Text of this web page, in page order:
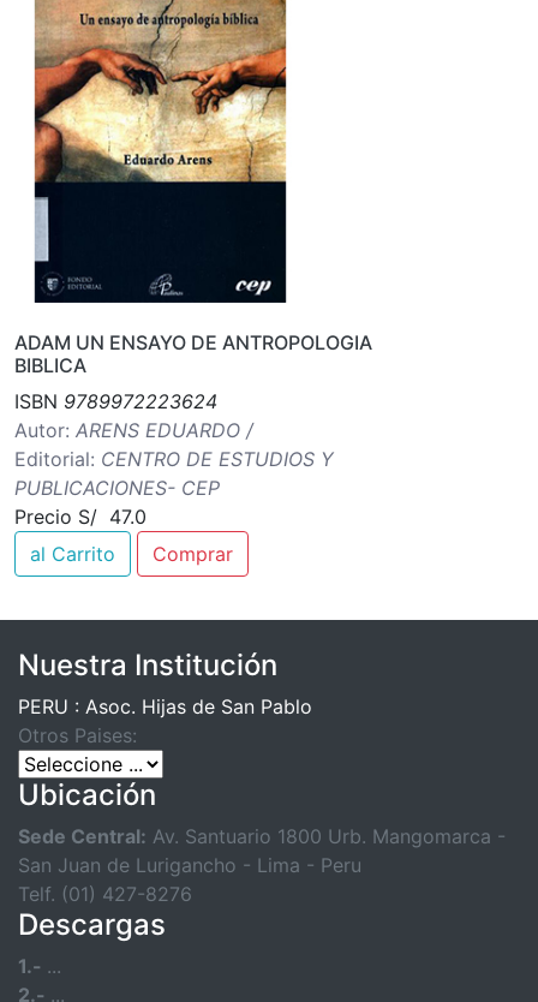
ADAM UN ENSAYO DE ANTROPOLOGIA
BIBLICA
ISBN 9789972223624
Autor: ARENS EDUARDO /
Editorial: CENTRO DE ESTUDIOS Y
PUBLICACIONES- CEP
Precio S/ 47.0
al Carrito
Comprar
Nuestra Institución
PERU : Asoc. Hijas de San Pablo
Otros Paises:
Ubicación
Sede Central: Av. Santuario 1800 Urb. Mangomarca -
San Juan de Lurigancho - Lima - Peru
Telf. (01) 427-8276
Descargas
1.- ...
2.- ...